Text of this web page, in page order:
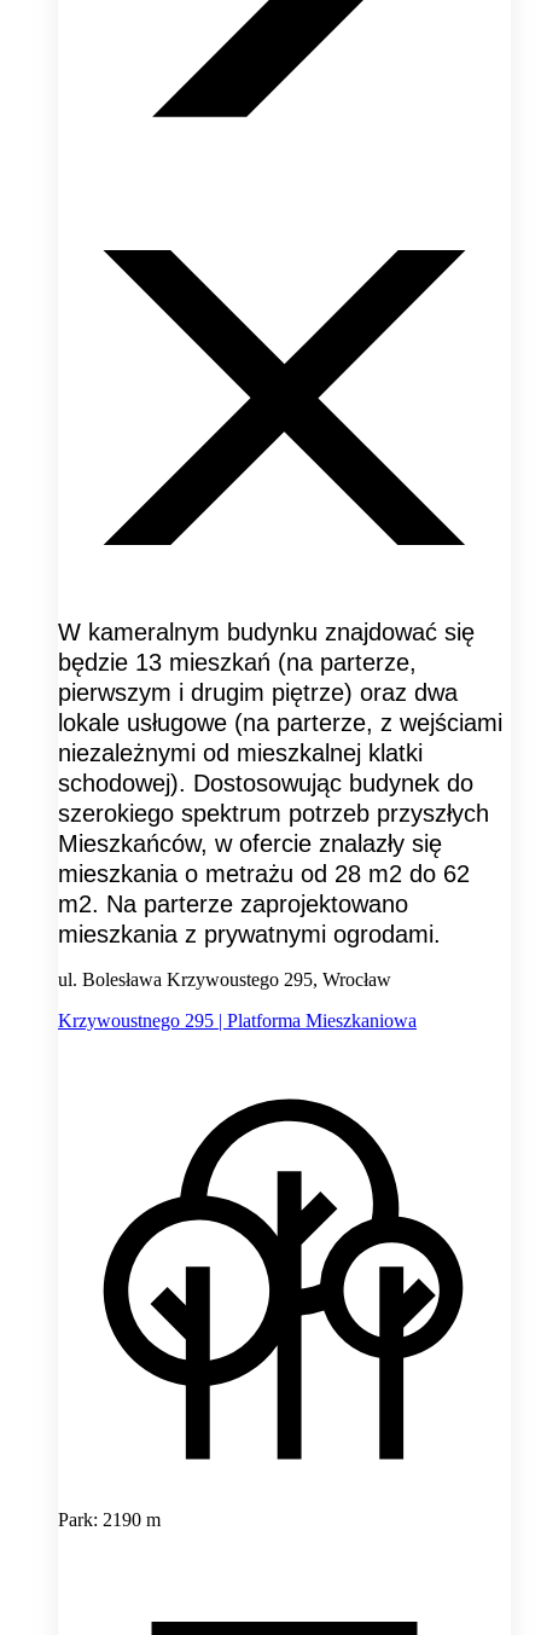
W kameralnym budynku znajdować się
będzie 13 mieszkań (na parterze,
pierwszym i drugim piętrze) oraz dwa
lokale usługowe (na parterze, z wejściami
niezależnymi od mieszkalnej klatki
schodowej). Dostosowując budynek do
szerokiego spektrum potrzeb przyszłych
Mieszkańców, w ofercie znalazły się
mieszkania o metrażu od 28 m2 do 62
m2. Na parterze zaprojektowano
mieszkania z prywatnymi ogrodami.
ul. Bolesława Krzywoustego 295, Wrocław
Krzywoustnego 295 | Platforma Mieszkaniowa
Park: 2190 m